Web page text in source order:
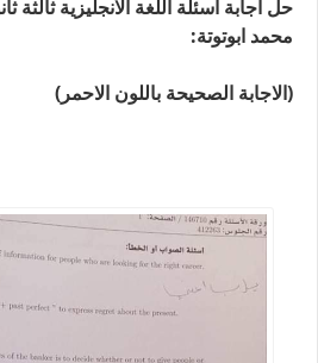
حل اجابة اسئلة اللغة الانجليزية ثالثة
محمد ابوتوتة:
(الاجابة الصحيحة باللون الاحمر)